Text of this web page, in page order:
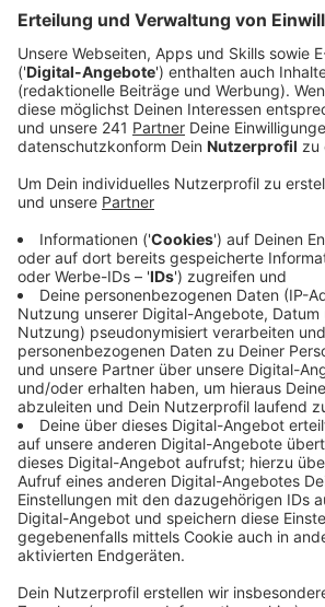
Veröffentlicht:Donnerstag, 12.02.2026
Anzeige
Anzeige
In Euskirchen wurde an
Bahnhofstraße gefeiert. Den
Bürgermeister Sacha Reichelt aber
herausgegeben. Prinzessin Colette I.
Sachen aus dem Publikum
brachten ihre Adjutanten die
einen Orden, den Schal einer
Euskirchener Ortsteilen, ein Stück
eines normalen Karnevalskostüms
gezapftes Kölsch.
Anzeige